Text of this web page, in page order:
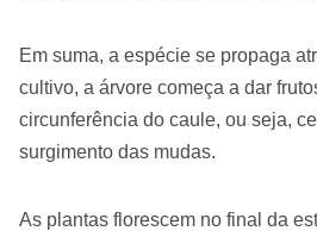
Em suma, a espécie se propaga
cultivo, a árvore começa a dar
circunferência do caule, ou seja,
surgimento das mudas.
As plantas florescem no final da